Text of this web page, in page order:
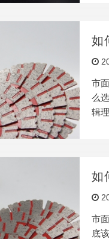
用
看
热
如
市
么
辑
选
但
属
如
市
底